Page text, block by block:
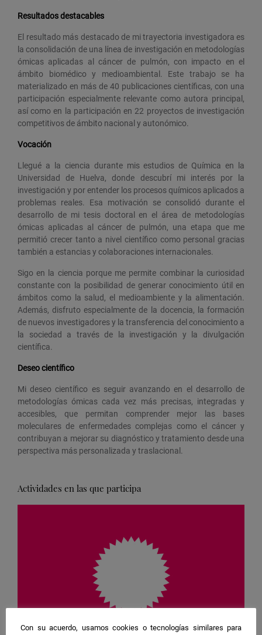
Resultados destacables
El resultado más destacado de mi trayectoria investigadora es
la consolidación de una línea de investigación en metodologías
ómicas aplicadas al cáncer de pulmón, con impacto en el
ámbito biomédico y medioambiental. Este trabajo se ha
materializado en más de 40 publicaciones científicas, con una
participación especialmente relevante como autora principal,
así como en la participación en 22 proyectos de investigación
competitivos de ámbito nacional y autonómico.
Vocación
Llegué a la ciencia durante mis estudios de Química en la
Universidad de Huelva, donde descubrí mi interés por la
investigación y por entender los procesos químicos aplicados a
problemas reales. Esa motivación se consolidó durante el
desarrollo de mi tesis doctoral en el área de metodologías
ómicas aplicadas al cáncer de pulmón, una etapa que me
permitió crecer tanto a nivel científico como personal gracias
también a estancias y colaboraciones internacionales.
Sigo en la ciencia porque me permite combinar la curiosidad
constante con la posibilidad de generar conocimiento útil en
ámbitos como la salud, el medioambiente y la alimentación.
Además, disfruto especialmente de la docencia, la formación
de nuevos investigadores y la transferencia del conocimiento a
la sociedad a través de la investigación y la divulgación
científica.
Deseo científico
Mi deseo científico es seguir avanzando en el desarrollo de
metodologías ómicas cada vez más precisas, integradas y
accesibles, que permitan comprender mejor las bases
moleculares de enfermedades complejas como el cáncer y
contribuyan a mejorar su diagnóstico y tratamiento desde una
perspectiva más personalizada y traslacional.
Actividades en las que participa
Con su acuerdo, usamos cookies o tecnologías similares para